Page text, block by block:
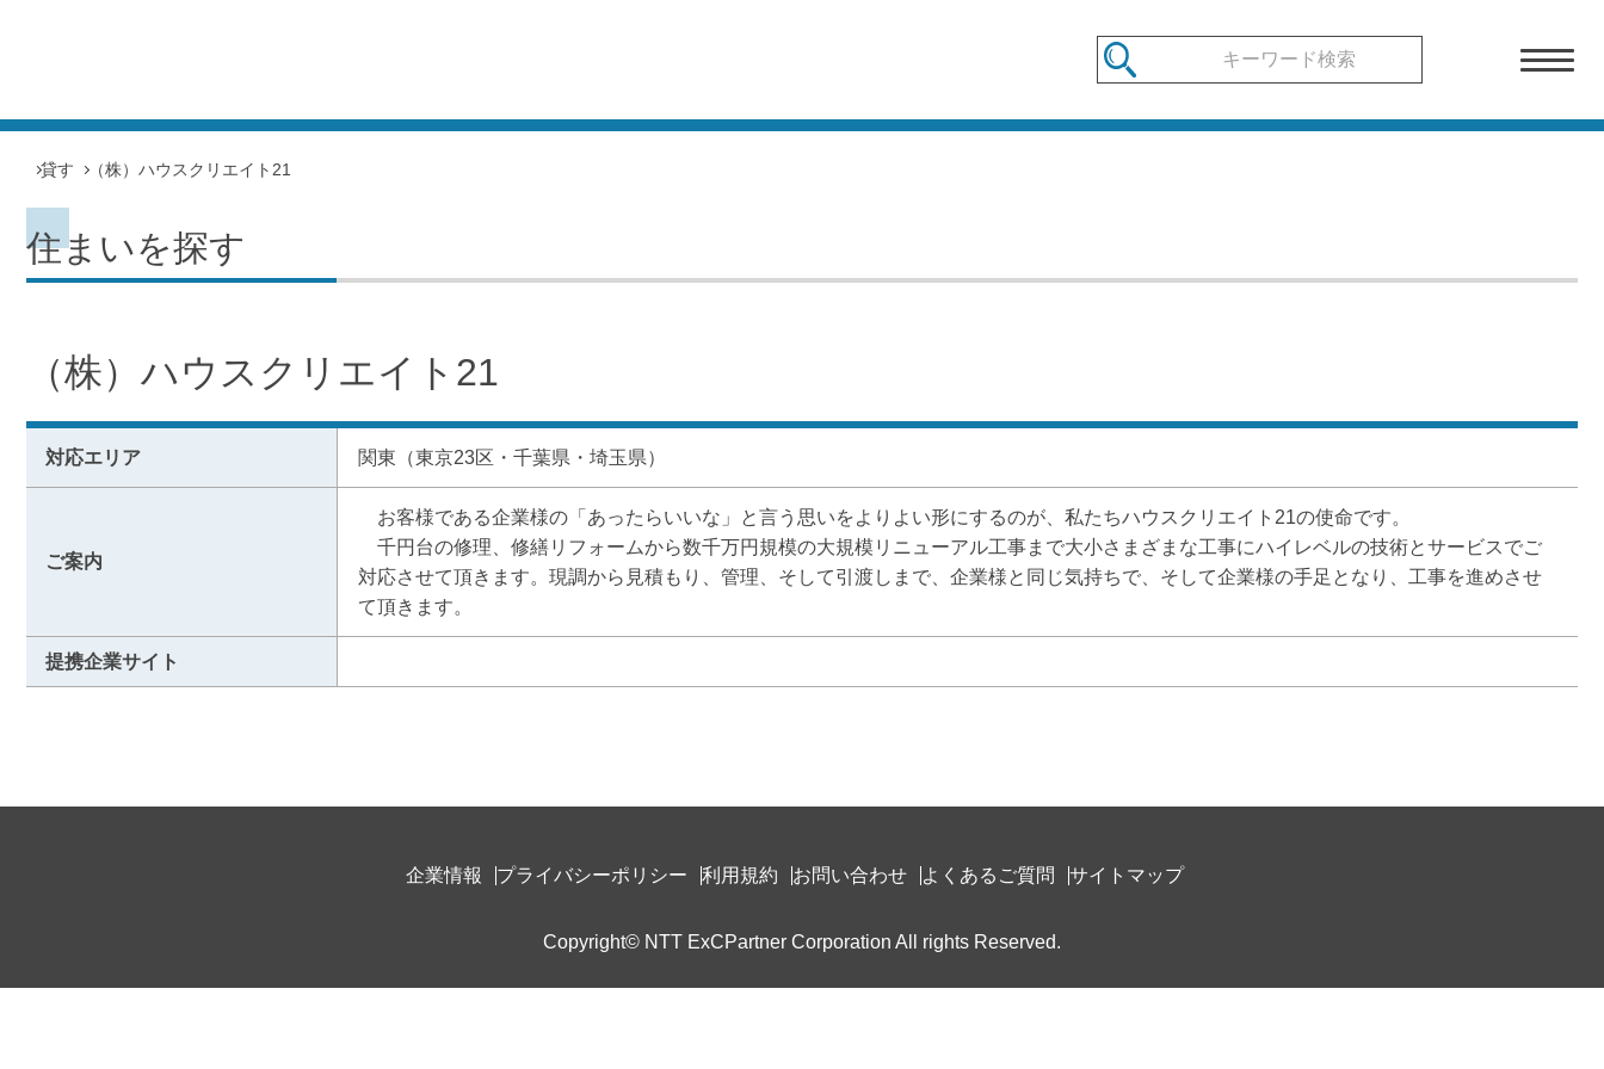
貸す （株）ハウスクリエイト21
住まいを探す
（株）ハウスクリエイト21
対応エリア 関東（東京23区・千葉県・埼玉県）
ご案内
お客様である企業様の「あったらいいな」と言う思いをよりよい形にするのが、私たちハウスクリエイト21の使命です。
千円台の修理、修繕リフォームから数千万円規模の大規模リニューアル工事まで大小さまざまな工事にハイレベルの技術とサービスでご
対応させて頂きます。現調から見積もり、管理、そして引渡しまで、企業様と同じ気持ちで、そして企業様の手足となり、工事を進めさせ
て頂きます。
提携企業サイト
企業情報 プライバシーポリシー 利用規約 お問い合わせ よくあるご質問 サイトマップ
Copyright© NTT ExCPartner Corporation All rights Reserved.